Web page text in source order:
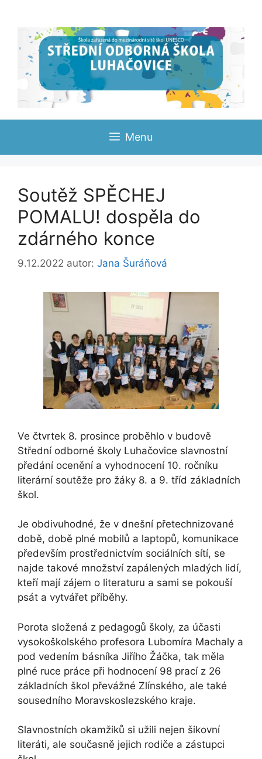
Menu
Soutěž SPĚCHEJ
POMALU! dospěla do
zdárného konce
9.12.2022 autor: Jana Šuráňová
Ve čtvrtek 8. prosince proběhlo v budově
Střední odborné školy Luhačovice slavnostní
předání ocenění a vyhodnocení 10. ročníku
literární soutěže pro žáky 8. a 9. tříd základních
škol.
Je obdivuhodné, že v dnešní přetechnizované
době, době plné mobilů a laptopů, komunikace
především prostřednictvím sociálních sítí, se
najde takové množství zapálených mladých lidí,
kteří mají zájem o literaturu a sami se pokouší
psát a vytvářet příběhy.
Porota složená z pedagogů školy, za účasti
vysokoškolského profesora Lubomíra Machaly a
pod vedením básníka Jiřího Žáčka, tak měla
plné ruce práce při hodnocení 98 prací z 26
základních škol převážné Zlínského, ale také
sousedního Moravskoslezského kraje.
Slavnostních okamžiků si užili nejen šikovní
literáti, ale současně jejich rodiče a zástupci